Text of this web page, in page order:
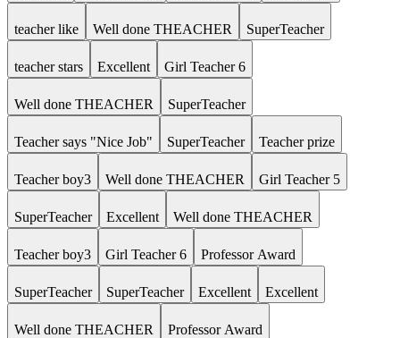
teacher like Well done THEACHER SuperTeacher
teacher stars Excellent Girl Teacher 6
Well done THEACHER SuperTeacher
Teacher says "Nice Job" SuperTeacher Teacher prize
Teacher boy3 Well done THEACHER Girl Teacher 5
SuperTeacher Excellent Well done THEACHER
Teacher boy3 Girl Teacher 6 Professor Award
SuperTeacher SuperTeacher Excellent Excellent
Well done THEACHER Professor Award